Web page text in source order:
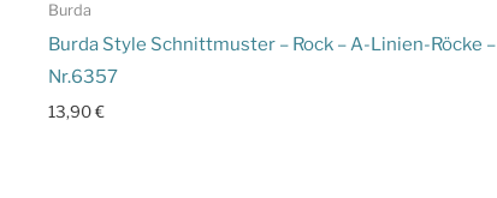
Burda
Burda Style Schnittmuster – Rock – A-Linien-Röcke –
Nr.6357
13,90€